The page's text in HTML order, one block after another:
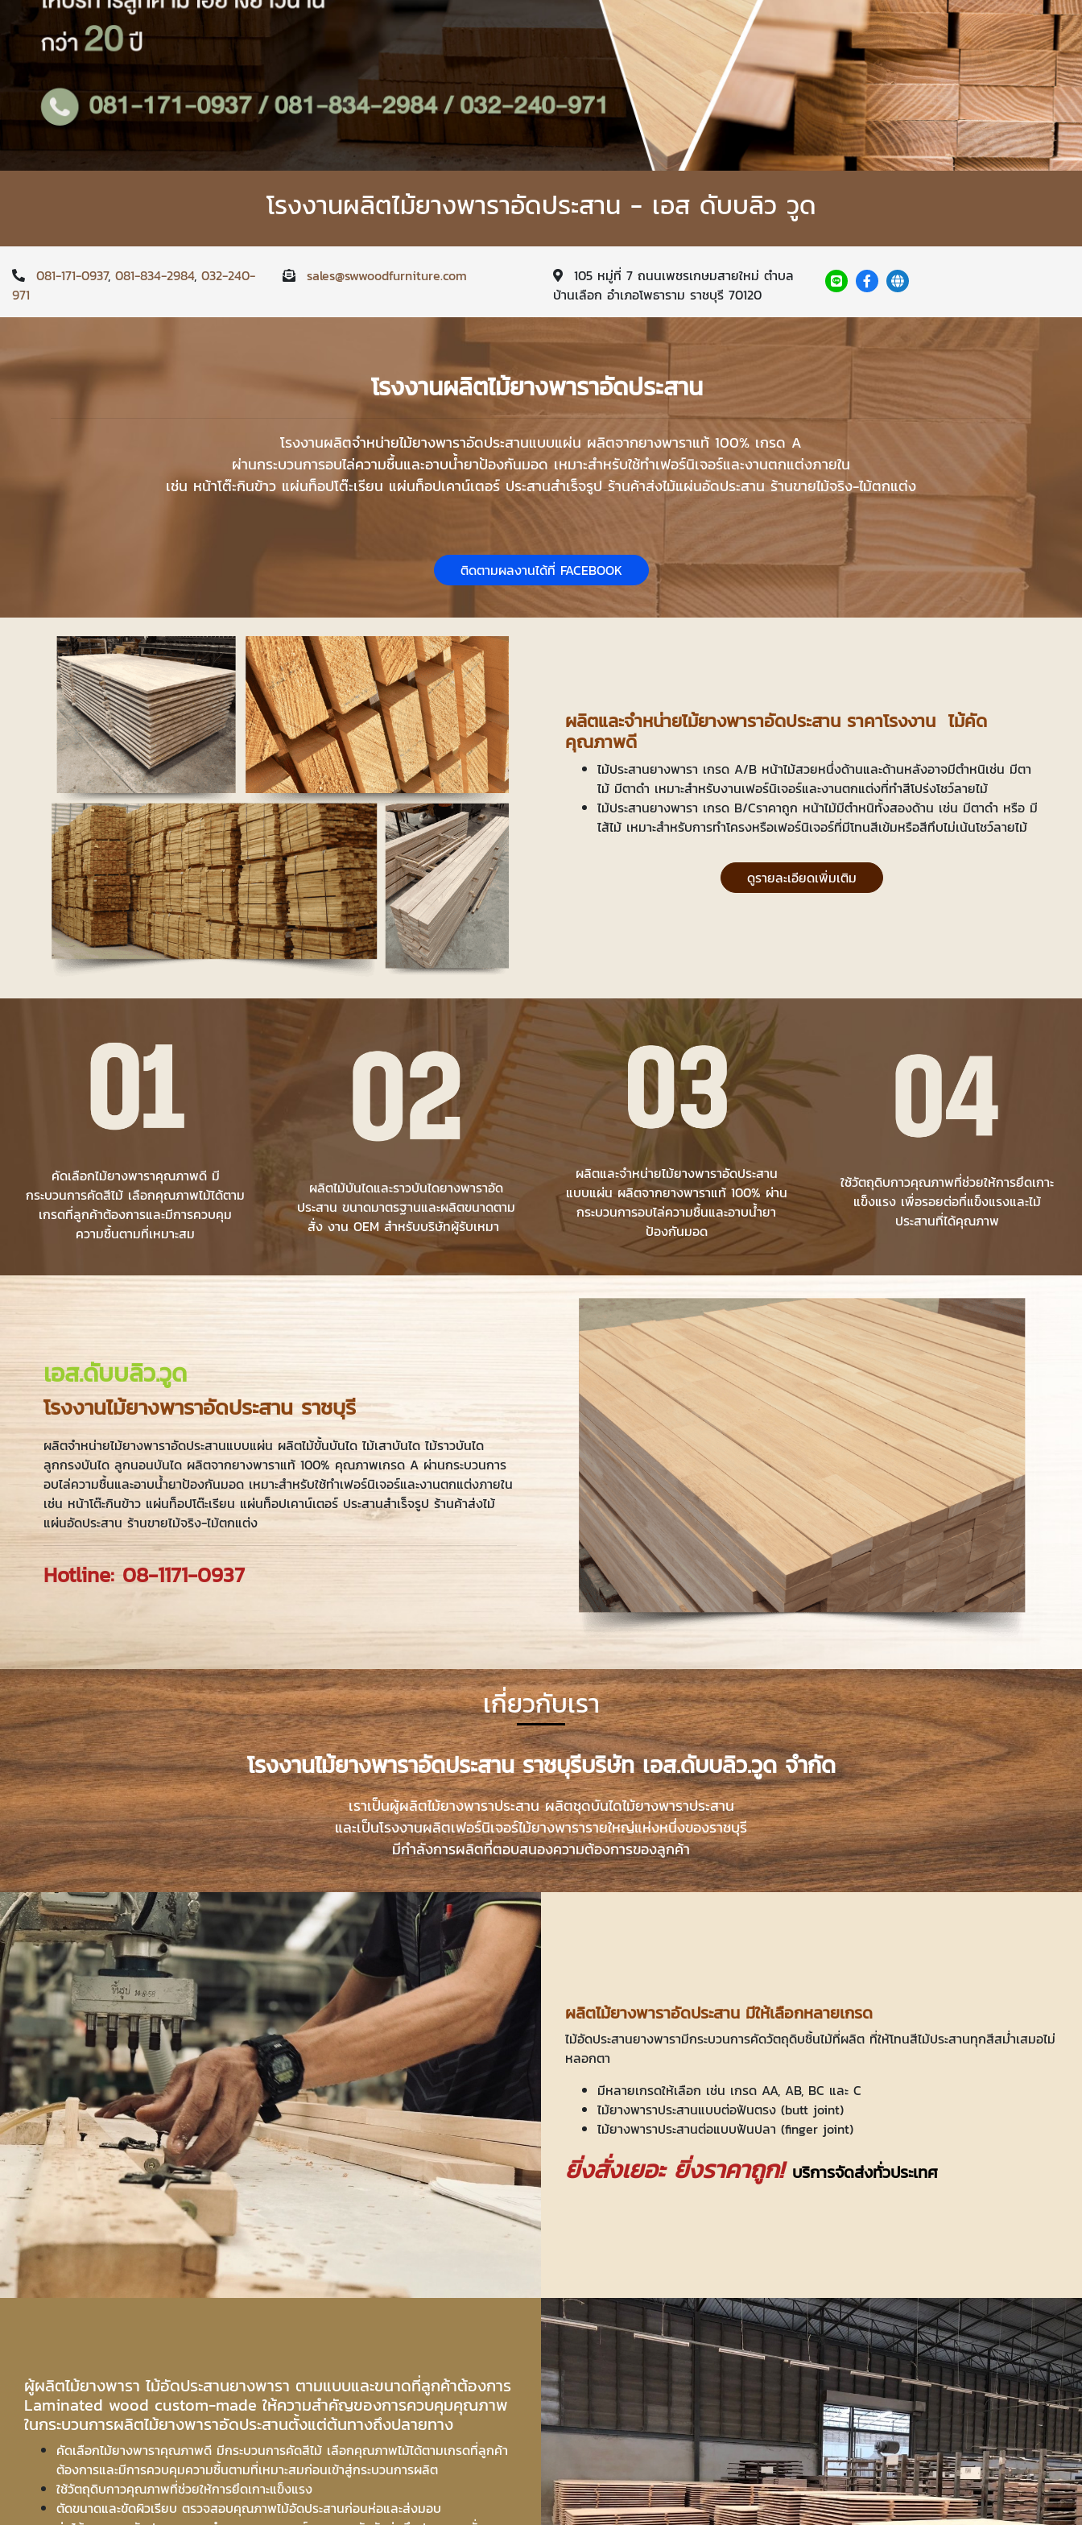
โรงงานผลิตไม้ยางพาราอัดประสาน - เอส ดับบลิว วูด
081-171-0937, 081-834-2984, 032-240-
971
sales@swwoodfurniture.com
105 หมู่ที่ 7 ถนนเพชรเกษมสายใหม่ ตำบล
บ้านเลือก อำเภอโพธาราม ราชบุรี 70120
โรงงานผลิตไม้ยางพาราอัดประสาน
โรงงานผลิตจำหน่ายไม้ยางพาราอัดประสานแบบแผ่น ผลิตจากยางพาราแท้ 100% เกรด A
ผ่านกระบวนการอบไล่ความชื้นและอาบน้ำยาป้องกันมอด เหมาะสำหรับใช้ทำเฟอร์นิเจอร์และงานตกแต่งภายใน
เช่น หน้าโต๊ะกินข้าว แผ่นท็อปโต๊ะเรียน แผ่นท็อปเคาน์เตอร์ ประสานสำเร็จรูป ร้านค้าส่งไม้แผ่นอัดประสาน ร้านขายไม้จริง-ไม้ตกแต่ง
ติดตามผลงานได้ที่ FACEBOOK
ผลิตและจำหน่ายไม้ยางพาราอัดประสาน ราคาโรงงาน ไม้คัด
คุณภาพดี
ไม้ประสานยางพารา เกรด A/B หน้าไม้สวยหนึ่งด้านและด้านหลังอาจมีตำหนิเช่น มีตา
ไม้ มีตาดำ เหมาะสำหรับงานเฟอร์นิเจอร์และงานตกแต่งที่ทำสีโปร่งโชว์ลายไม้
ไม้ประสานยางพารา เกรด B/Cราคาถูก หน้าไม้มีตำหนิทั้งสองด้าน เช่น มีตาดำ หรือ มี
ไส้ไม้ เหมาะสำหรับการทำโครงหรือเฟอร์นิเจอร์ที่มีโทนสีเข้มหรือสีทึบไม่เน้นโชว์ลายไม้
ดูรายละเอียดเพิ่มเติม
คัดเลือกไม้ยางพาราคุณภาพดี มี
กระบวนการคัดสีไม้ เลือกคุณภาพไม้ได้ตาม
เกรดที่ลูกค้าต้องการและมีการควบคุม
ความชื้นตามที่เหมาะสม
ผลิตไม้บันไดและราวบันไดยางพาราอัด
ประสาน ขนาดมาตรฐานและผลิตขนาดตาม
สั่ง งาน OEM สำหรับบริษัทผู้รับเหมา
ผลิตและจำหน่ายไม้ยางพาราอัดประสาน
แบบแผ่น ผลิตจากยางพาราแท้ 100% ผ่าน
กระบวนการอบไล่ความชื้นและอาบน้ำยา
ป้องกันมอด
ใช้วัตถุดิบกาวคุณภาพที่ช่วยให้การยึดเกาะ
แข็งแรง เพื่อรอยต่อที่แข็งแรงและไม้
ประสานที่ได้คุณภาพ
เอส.ดับบลิว.วูด
โรงงานไม้ยางพาราอัดประสาน ราชบุรี
ผลิตจำหน่ายไม้ยางพาราอัดประสานแบบแผ่น ผลิตไม้ขั้นบันได ไม้เสาบันได ไม้ราวบันได
ลูกกรงบันได ลูกนอนบันได ผลิตจากยางพาราแท้ 100% คุณภาพเกรด A ผ่านกระบวนการ
อบไล่ความชื้นและอาบน้ำยาป้องกันมอด เหมาะสำหรับใช้ทำเฟอร์นิเจอร์และงานตกแต่งภายใน
เช่น หน้าโต๊ะกินข้าว แผ่นท็อปโต๊ะเรียน แผ่นท็อปเคาน์เตอร์ ประสานสำเร็จรูป ร้านค้าส่งไม้
แผ่นอัดประสาน ร้านขายไม้จริง-ไม้ตกแต่ง
Hotline: 08-1171-0937
เกี่ยวกับเรา
โรงงานไม้ยางพาราอัดประสาน ราชบุรีบริษัท เอส.ดับบลิว.วูด จำกัด
เราเป็นผู้ผลิตไม้ยางพาราประสาน ผลิตชุดบันไดไม้ยางพาราประสาน
และเป็นโรงงานผลิตเฟอร์นิเจอร์ไม้ยางพารารายใหญ่แห่งหนึ่งของราชบุรี
มีกำลังการผลิตที่ตอบสนองความต้องการของลูกค้า
ผลิตไม้ยางพาราอัดประสาน มีให้เลือกหลายเกรด
ไม้อัดประสานยางพารามีกระบวนการคัดวัตถุดิบชิ้นไม้ที่ผลิต ที่ให้โทนสีไม้ประสานทุกสีสม่ำเสมอไม่
หลอกตา
มีหลายเกรดให้เลือก เช่น เกรด AA, AB, BC และ C
ไม้ยางพาราประสานแบบต่อฟันตรง (butt joint)
ไม้ยางพาราประสานต่อแบบฟันปลา (finger joint)
ยิ่งสั่งเยอะ ยิ่งราคาถูก! บริการจัดส่งทั่วประเทศ
ผู้ผลิตไม้ยางพารา ไม้อัดประสานยางพารา ตามแบบและขนาดที่ลูกค้าต้องการ
Laminated wood custom-made ให้ความสำคัญของการควบคุมคุณภาพ
ในกระบวนการผลิตไม้ยางพาราอัดประสานตั้งแต่ต้นทางถึงปลายทาง
คัดเลือกไม้ยางพาราคุณภาพดี มีกระบวนการคัดสีไม้ เลือกคุณภาพไม้ได้ตามเกรดที่ลูกค้า
ต้องการและมีการควบคุมความชื้นตามที่เหมาะสมก่อนเข้าสู่กระบวนการผลิต
ใช้วัตถุดิบกาวคุณภาพที่ช่วยให้การยึดเกาะแข็งแรง
ตัดขนาดและขัดผิวเรียบ ตรวจสอบคุณภาพไม้อัดประสานก่อนห่อและส่งมอบ